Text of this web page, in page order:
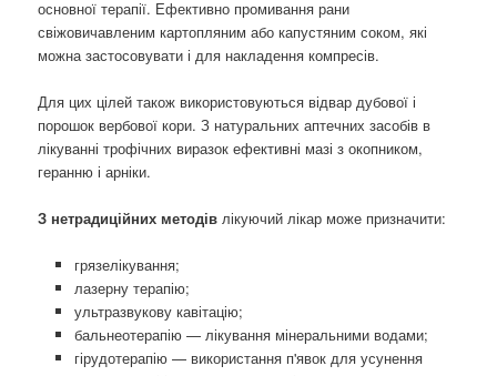
основної терапії. Ефективно промивання рани
свіжовичавленим картопляним або капустяним соком, які
можна застосовувати і для накладення компресів.
Для цих цілей також використовуються відвар дубової і
порошок вербової кори. З натуральних аптечних засобів в
лікуванні трофічних виразок ефективні мазі з окопником,
геранню і арніки.
З нетрадиційних методівлікуючий лікар може призначити:
грязелікування;
лазерну терапію;
ультразвукову кавітацію;
бальнеотерапію — лікування мінеральними водами;
гірудотерапію — використання п'явок для усунення